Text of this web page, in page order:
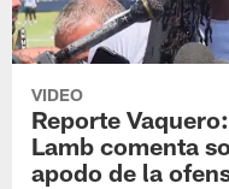
VIDEO
Reporte
Lamb comenta
apodo de la